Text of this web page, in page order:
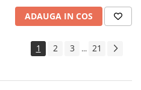
ADAUGA IN COS
1 2 3 ... 21